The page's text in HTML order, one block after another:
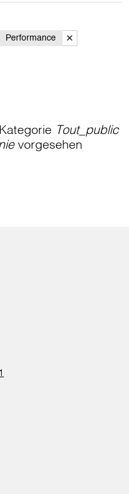
Performance
Tout_public
vorgesehen